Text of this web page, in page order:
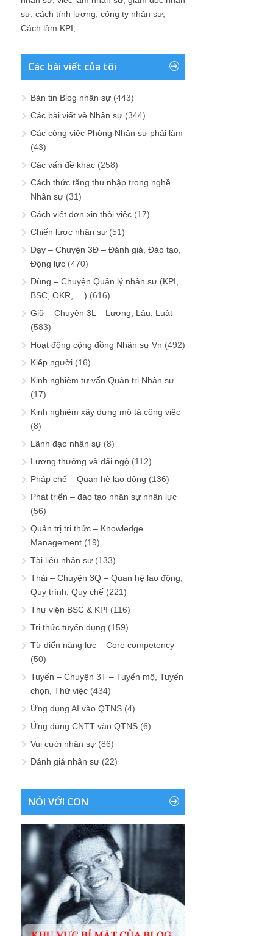
sự; cách tính lương; công ty nhân sự;
Cách làm KPI;
Các bài viết của tôi
Bản tin Blog nhân sự (443)
Các bài viết về Nhân sự (344)
Các công việc Phòng Nhân sự phải làm
(43)
Các vấn đề khác (258)
Cách thức tăng thu nhập trong nghề
Nhân sự (31)
Cách viết đơn xin thôi việc (17)
Chiến lược nhân sự (51)
Dạy – Chuyện 3Đ – Đánh giá, Đào tạo,
Động lực (470)
Dùng – Chuyện Quản lý nhân sự (KPI,
BSC, OKR, …) (616)
Giữ – Chuyện 3L – Lương, Lậu, Luật
(583)
Hoạt động cộng đồng Nhân sự Vn (492)
Kiếp người (16)
Kinh nghiệm tư vấn Quản trị Nhân sự
(17)
Kinh nghiệm xây dựng mô tả công việc
(8)
Lãnh đạo nhân sự (8)
Lương thưởng và đãi ngộ (112)
Pháp chế – Quan hệ lao động (136)
Phát triển – đào tạo nhân sự nhân lực
(56)
Quản trị tri thức – Knowledge
Management (19)
Tài liệu nhân sự (133)
Thải – Chuyện 3Q – Quan hệ lao động,
Quy trình, Quy chế (221)
Thư viện BSC & KPI (116)
Tri thức tuyển dụng (159)
Từ điển năng lực – Core competency
(50)
Tuyển – Chuyện 3T – Tuyển mộ, Tuyển
chọn, Thử việc (434)
Ứng dụng AI vào QTNS (4)
Ứng dụng CNTT vào QTNS (6)
Vui cười nhân sự (86)
Đánh giá nhân sự (22)
NÓI VỚI CON